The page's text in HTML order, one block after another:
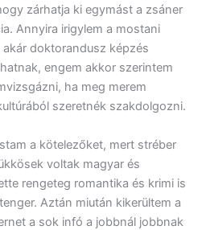
zárhatja ki egymást a zsáner
Annyira irigylem a mostani
doktorandusz képzés
engem akkor szerintem
ha meg merem
szeretnék szakdolgozni.
a kötelezőket, mert stréber
voltak magyar és
rengeteg romantika és krimi is
Aztán miután kikerültem a
a sok infó a jobbnál jobbnak